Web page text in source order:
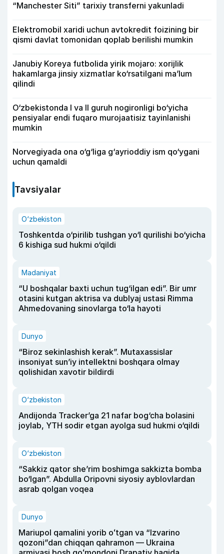
“Manchester Siti” tarixiy transferni yakunladi
Elektromobil xaridi uchun avtokredit foizining bir
qismi davlat tomonidan qoplab berilishi mumkin
Janubiy Koreya futbolida yirik mojaro: xorijlik
hakamlarga jinsiy xizmatlar ko‘rsatilgani ma’lum
qilindi
O‘zbekistonda I va II guruh nogironligi bo‘yicha
pensiyalar endi fuqaro murojaatisiz tayinlanishi
mumkin
Norvegiyada ona o‘g‘liga g‘ayrioddiy ism qo‘ygani
uchun qamaldi
Tavsiyalar
O‘zbekiston
Toshkentda o‘pirilib tushgan yo‘l qurilishi bo‘yicha
6 kishiga sud hukmi o‘qildi
Madaniyat
“U boshqalar baxti uchun tug‘ilgan edi”. Bir umr
otasini kutgan aktrisa va dublyaj ustasi Rimma
Ahmedovaning sinovlarga to‘la hayoti
Dunyo
“Biroz sekinlashish kerak”. Mutaxassislar
insoniyat sun’iy intellektni boshqara olmay
qolishidan xavotir bildirdi
O‘zbekiston
Andijonda Tracker’ga 21 nafar bog‘cha bolasini
joylab, YTH sodir etgan ayolga sud hukmi o‘qildi
O‘zbekiston
“Sakkiz qator she’rim boshimga sakkizta bomba
bo‘lgan”. Abdulla Oripovni siyosiy ayblovlardan
asrab qolgan voqea
Dunyo
Mariupol qamalini yorib oʻtgan va “Izvarino
qozoni”dan chiqqan qahramon — Ukraina